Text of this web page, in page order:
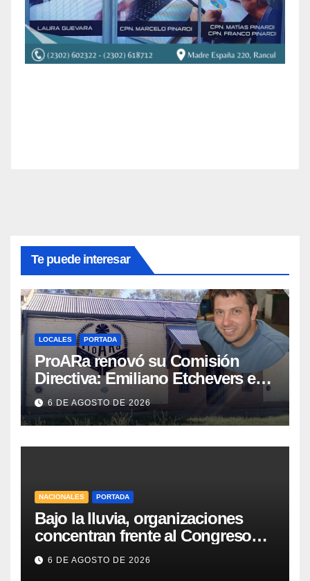
Te puede interesar
LOCALES PORTADA
ProARa renovó su Comisión
Directiva: Emiliano Etchevers es
el nuevo Presidente de la entidad
6 DE AGOSTO DE 2026
NACIONALES PORTADA
Bajo la lluvia, organizaciones
concentran frente al Congreso
contra de la Ley de Propiedad
Privada
6 DE AGOSTO DE 2026